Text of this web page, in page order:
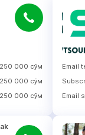
250 000 сўм
250 000 сўм
250 000 сўм
Email
Email